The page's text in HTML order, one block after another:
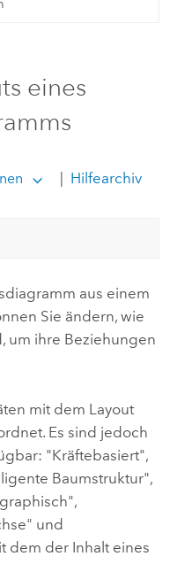
eines
| Hilfearchiv
aus einem
Sie ändern, wie
um ihre Beziehungen
mit dem Layout
Es sind jedoch
"Kräftebasiert",
Baumstruktur",
und
dem der Inhalt eines